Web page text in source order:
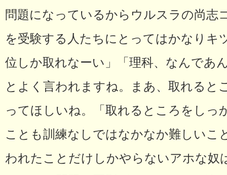
問題になっているからウルスラの尚志
を受験する人たちにとってはかなりキ
位しか取れなーい」「理科、なんであ
とよく言われますね。まあ、取れると
ってほしいね。「取れるところをしっ
ことも訓練なしではなかなか難しいこ
われたことだけしかやらないアホな奴